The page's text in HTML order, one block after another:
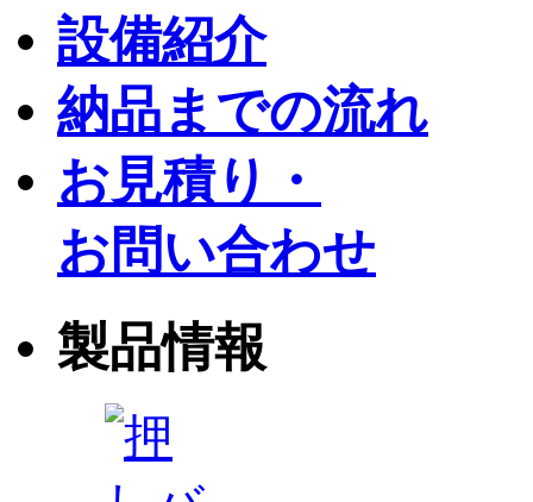
設備紹介
納品までの流れ
お見積り・
お問い合わせ
製品情報